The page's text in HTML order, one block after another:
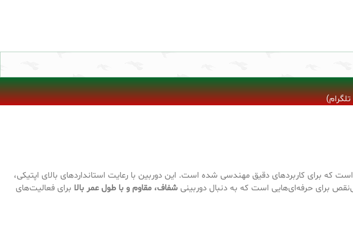
که برای کاربردهای دقیق مهندسی شده است. این دوربین با رعایت استانداردهای بالای اپتیکی،
برای حرفه‌ای‌هایی است که به دنبال دوربینی شفاف، مقاوم و با طول عمر بالا برای فعالیت‌های